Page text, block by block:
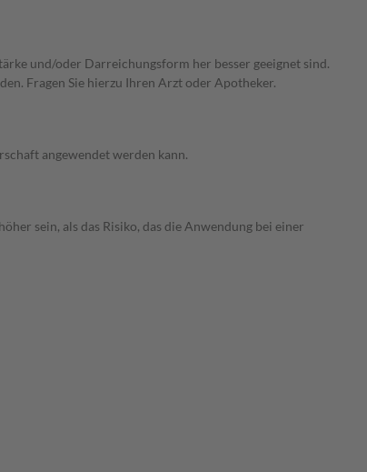
und/oder Darreichungsform her besser geeignet sind.
Fragen Sie hierzu Ihren Arzt oder Apotheker.
angewendet werden kann.
sein, als das Risiko, das die Anwendung bei einer